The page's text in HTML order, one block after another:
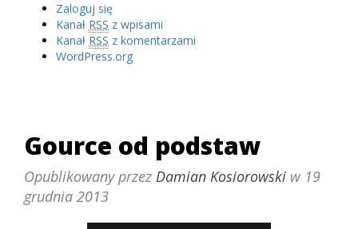
Zaloguj się
Kanał RSS z wpisami
Kanał RSS z komentarzami
WordPress.org
Gource od podstaw
Opublikowany przez Damian Kosiorowski w 19
grudnia 2013